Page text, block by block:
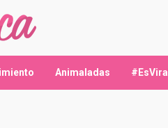
Animaladas #EsViral